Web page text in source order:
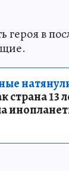
героя в
страна 13